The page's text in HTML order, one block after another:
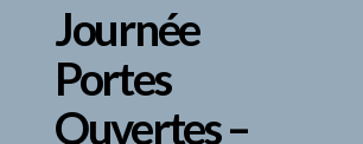
Journée
Portes
Ouvertes –